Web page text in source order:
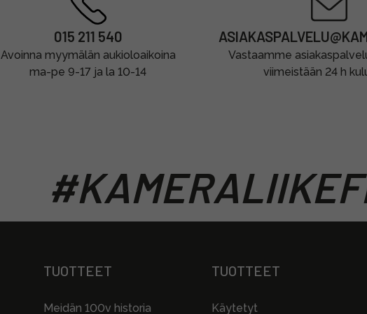
015 211 540
Avoinna myymälän aukioloaikoina
ma-pe 9-17 ja la 10-14
Vastaamme
viimeistään 24 h
TUOTTEET
Meidän 100v historia
TUOTTEET
Käytetyt